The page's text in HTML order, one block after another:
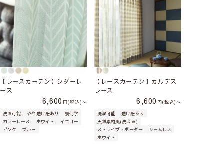
【レースカーテン】シダーレ
ース
6,600 税込 〜
洗濯可能
やや透け感あり
幾何学
カラーレース
ホワイト
イエロー
ピンク
ブルー
【レースカーテン】カルデス
レース
6,600 税込 〜
洗濯可能
透け感あり
天然素材風(洗える)
ストライプ・ボーダー
シームレス
ホワイト